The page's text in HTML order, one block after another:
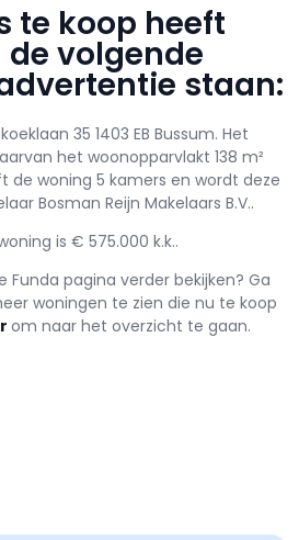
te koop heeft
volgende
staan:
35 1403 EB Bussum. Het
het woonopparvlakt 138 m²
de woning 5 kamers en wordt deze
Bosman Reijn Makelaars B.V..
is € 575.000 k.k..
Funda pagina verder bekijken? Ga
woningen te zien die nu te koop
om naar het overzicht te gaan.